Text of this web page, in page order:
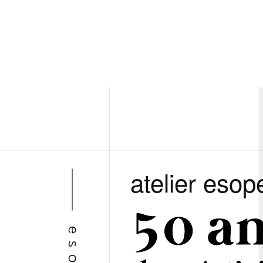
atelier